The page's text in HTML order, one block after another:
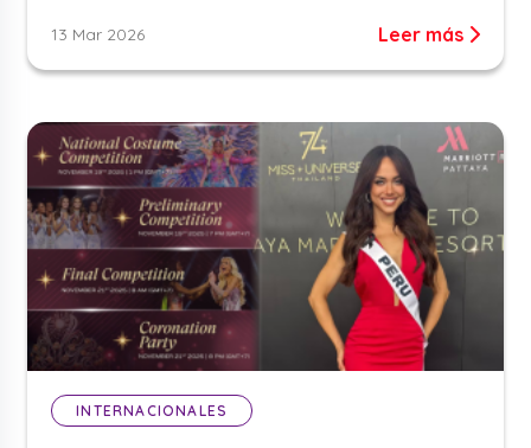
13 Mar 2026 Leer más
INTERNACIONALES